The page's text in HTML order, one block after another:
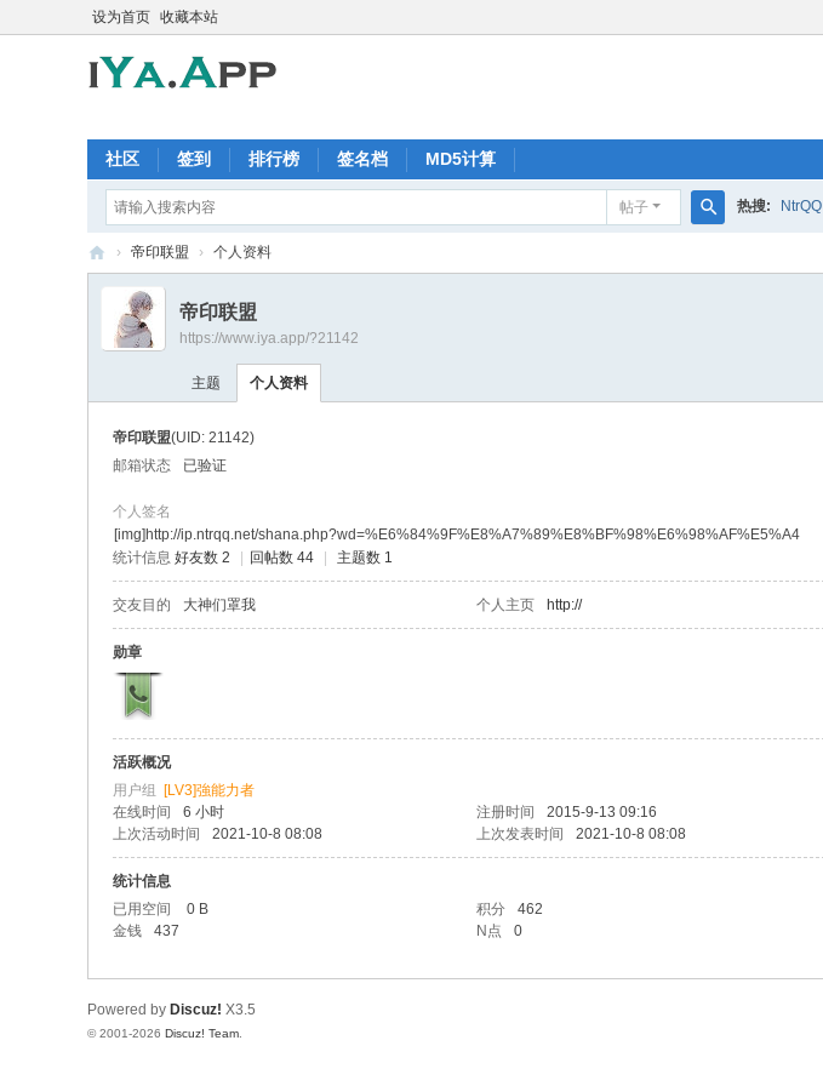
设为首页 收藏本站
社区 签到 排行榜 签名档 MD5计算
帖子
索
热搜: NtrQQ
iY
› 帝印联盟 › 个人资料
帝印联盟
https://www.iya.app/?21142
主题 个人资料
帝印联盟(UID: 21142)
邮箱状态
已验证
个人签名
[img]http://ip.ntrqq.net/shana.php?wd=%E6%84%9F%E8%A7%89%E8%BF%98%E6%98%AF%E5%A4
统计信息 好友数 2 回帖数 44 主题数 1
交友目的 大神们罩我 个人主页 http://
勋章
活跃概况
用户组 [LV3]強能力者
在线时间
6 小时 注册时间 2015-9-13 09:16
上次活动时间
2021-10-8 08:08 上次发表时间 2021-10-8 08:08
统计信息
已用空间
0 B 积分 462
金钱
437 N点 0
Powered by Discuz! X3.5
© 2001-2026 Discuz! Team